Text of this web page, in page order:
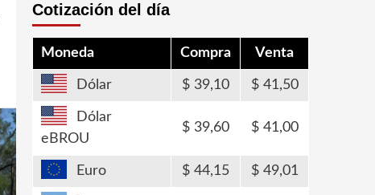
Cotización del día
Moneda Compra Venta
Dólar 39,10 41,50
Dólar
eBROU
39,60 41,00
Euro 44,15 49,01